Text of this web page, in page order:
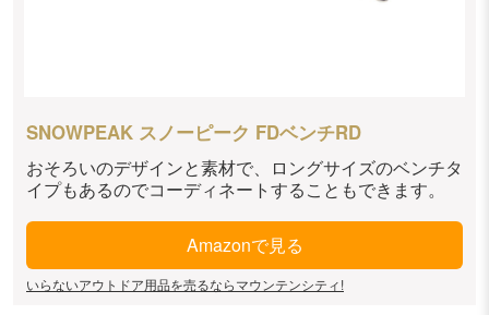
SNOWPEAK スノーピーク FDベンチRD
おそろいのデザインと素材で、ロングサイズのベンチタ
イプもあるのでコーディネートすることもできます。
Amazonで見る
いらないアウトドア用品を売るならマウンテンシティ!